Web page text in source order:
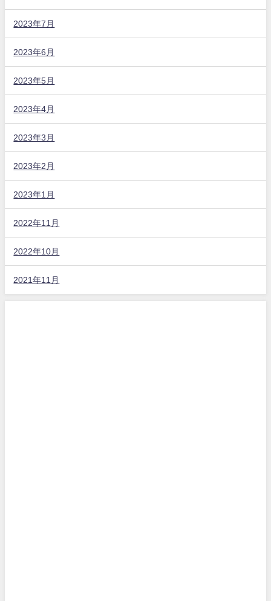
2023年7月
2023年6月
2023年5月
2023年4月
2023年3月
2023年2月
2023年1月
2022年11月
2022年10月
2021年11月